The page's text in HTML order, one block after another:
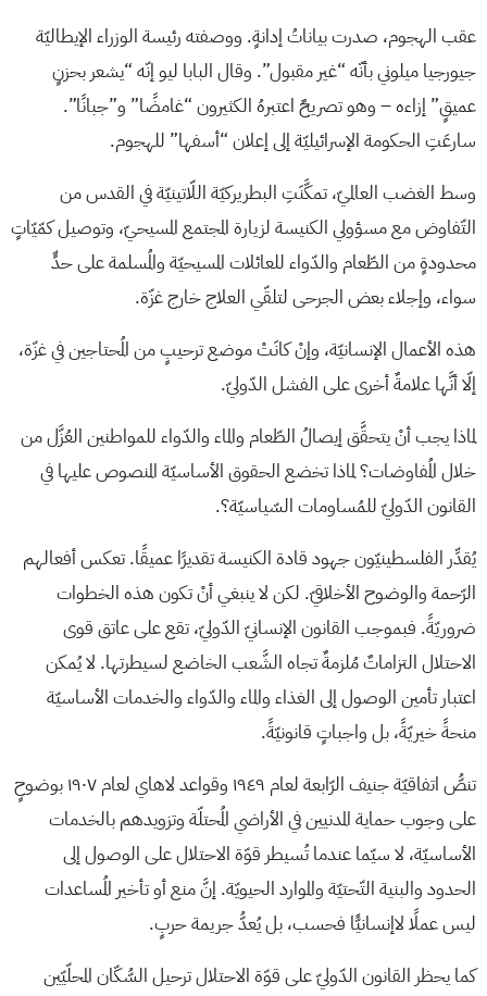
عقب الهجوم، صدرت بياناتُ إدانةٍ. ووصفته رئيسة الوزراء الإيطاليّة
جيورجيا ميلوني بأنّه “غير مقبول”. وقال البابا ليو إنّه “يشعر بحزنٍ
عميقٍ” إزاءه – وهو تصريحٌ اعتبرهُ الكثيرون “غامضًا” و”جبانًا”.
سارعَتِ الحكومة الإسرائيليّة إلى إعلان “أسفها” للهجوم.
وسط الغضب العالميّ، تمكَّنَتِ البطريركيّة اللّاتينيّة في القدس من
التّفاوض مع مسؤولي الكنيسة لزيارة المجتمع المسيحيّ، وتوصيل كمّيّاتٍ
محدودةٍ من الطّعام والدّواء للعائلات المسيحيّة والمُسلمة على حدٍّ
سواء، وإجلاء بعض الجرحى لتلقّي العلاج خارج غزّة.
هذه الأعمال الإنسانيّة، وإنْ كانَتْ موضع ترحيبٍ من المُحتاجين في غزّة،
إلّا أنَّها علامةٌ أخرى على الفشل الدّوليّ.
لماذا يجب أنْ يتحقَّق إيصالُ الطّعام والماء والدّواء للمواطنين العُزَّل من
خلال المُفاوضات؟ لماذا تخضع الحقوق الأساسيّة المنصوص عليها في
القانون الدّوليّ للمُساومات السّياسيّة؟.
يُقدِّر الفلسطينيّون جهود قادة الكنيسة تقديرًا عميقًا. تعكس أفعالهم
الرّحمة والوضوح الأخلاقيّ. لكن لا ينبغي أنْ تكون هذه الخطوات
ضروريّةً. فبموجب القانون الإنسانيّ الدّوليّ، تقع على عاتق قوى
الاحتلال التزاماتٌ مُلزمةٌ تجاه الشَّعب الخاضع لسيطرتها. لا يُمكن
اعتبار تأمين الوصول إلى الغذاء والماء والدّواء والخدمات الأساسيّة
منحةً خيريّةً، بل واجباتٍ قانونيّةً.
تنصُّ اتفاقيّة جنيف الرّابعة لعام ١٩٤٩ وقواعد لاهاي لعام ١٩٠٧ بوضوحٍ
على وجوب حماية المدنيين في الأراضي المُحتلّة وتزويدهم بالخدمات
الأساسيّة، لا سيّما عندما تُسيطر قوّة الاحتلال على الوصول إلى
الحدود والبنية التّحتيّة والموارد الحيويّة. إنَّ منع أو تأخير المُساعدات
ليس عملًا لاإنسانيًّا فحسب، بل يُعدُّ جريمة حربٍ.
كما يحظر القانون الدّوليّ على قوّة الاحتلال ترحيل السُّكّان المحلّيّين